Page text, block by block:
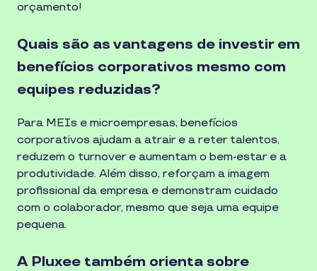
orçamento!
Quais são as vantagens de investir em
benefícios corporativos mesmo com
equipes reduzidas?
Para MEIs e microempresas, benefícios
corporativos ajudam a atrair e a reter talentos,
reduzem o turnover e aumentam o bem-estar e a
produtividade. Além disso, reforçam a imagem
profissional da empresa e demonstram cuidado
com o colaborador, mesmo que seja uma equipe
pequena.
A Pluxee também orienta sobre